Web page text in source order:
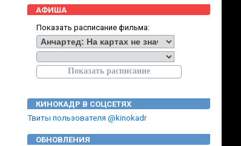
АФИША
Показать расписание фильма:
КИНОКАДР В СОЦСЕТЯХ
Твиты пользователя @kinokadr
ОБНОВЛЕНИЯ